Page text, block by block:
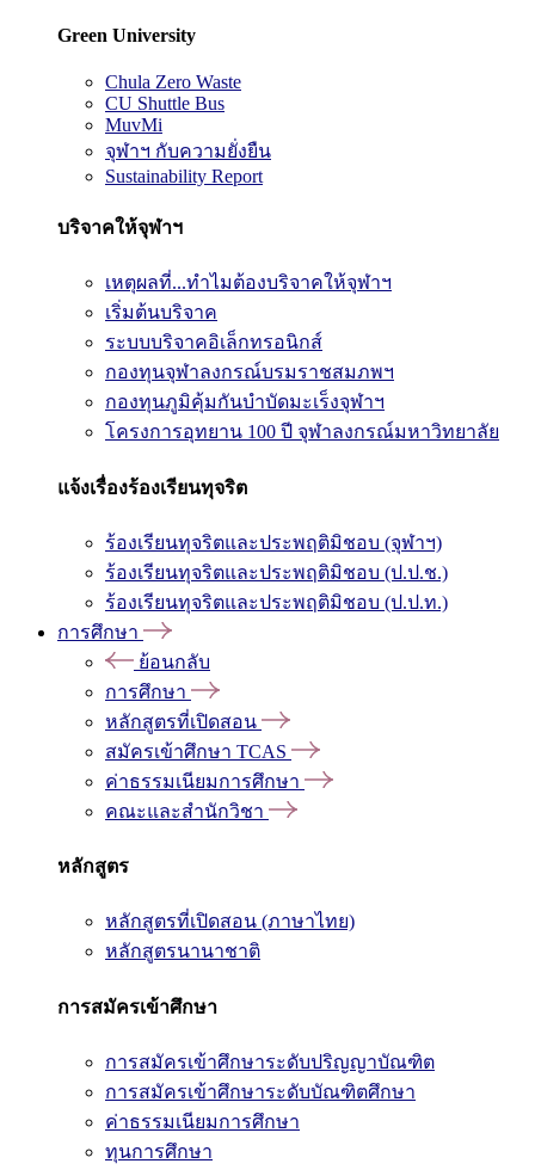
Green University
Chula Zero Waste
CU Shuttle Bus
MuvMi
จุฬาฯ กับความยั่งยืน
Sustainability Report
บริจาคให้จุฬาฯ
เหตุผลที่...ทำไมต้องบริจาคให้จุฬาฯ
เริ่มต้นบริจาค
ระบบบริจาคอิเล็กทรอนิกส์
กองทุนจุฬาลงกรณ์บรมราชสมภพฯ
กองทุนภูมิคุ้มกันบำบัดมะเร็งจุฬาฯ
โครงการอุทยาน 100 ปี จุฬาลงกรณ์มหาวิทยาลัย
แจ้งเรื่องร้องเรียนทุจริต
ร้องเรียนทุจริตและประพฤติมิชอบ (จุฬาฯ)
ร้องเรียนทุจริตและประพฤติมิชอบ (ป.ป.ช.)
ร้องเรียนทุจริตและประพฤติมิชอบ (ป.ป.ท.)
การศึกษา
ย้อนกลับ
การศึกษา
หลักสูตรที่เปิดสอน
สมัครเข้าศึกษา TCAS
ค่าธรรมเนียมการศึกษา
คณะและสำนักวิชา
หลักสูตร
หลักสูตรที่เปิดสอน (ภาษาไทย)
หลักสูตรนานาชาติ
การสมัครเข้าศึกษา
การสมัครเข้าศึกษาระดับปริญญาบัณฑิต
การสมัครเข้าศึกษาระดับบัณฑิตศึกษา
ค่าธรรมเนียมการศึกษา
ทุนการศึกษา